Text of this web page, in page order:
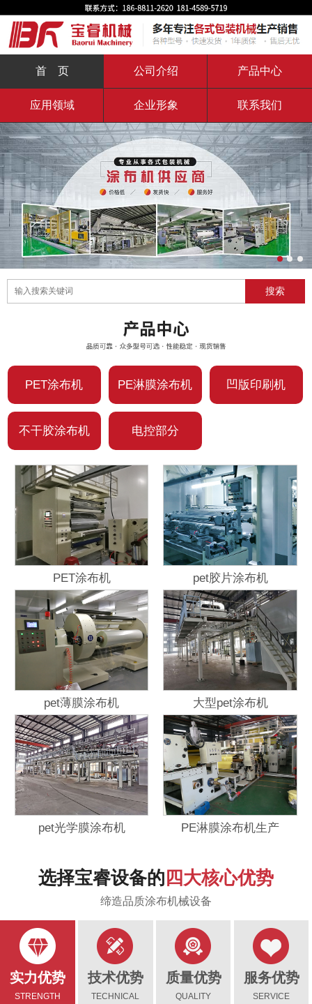
首 页 公司介绍 产品中心
应用领域 企业形象 联系我们
PET涂布机 PE淋膜涂布机 凹版印刷机
不干胶涂布机 电控部分
PET涂布机 pet胶片涂布机
pet薄膜涂布机 大型pet涂布机
pet光学膜涂布机 PE淋膜涂布机生产
选择宝睿设备的 四大核心优势
缔造品质涂布机械设备
实力优势
STRENGTH
技术优势
TECHNICAL
质量优势
QUALITY
服务优势
SERVICE